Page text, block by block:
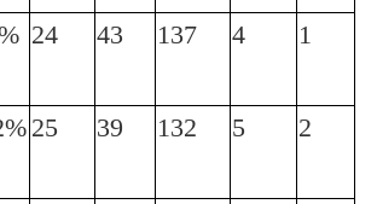
24 43 137 4 1
25 39 132 5 2